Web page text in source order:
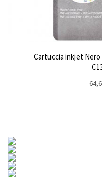
Cartuccia inkjet Nero